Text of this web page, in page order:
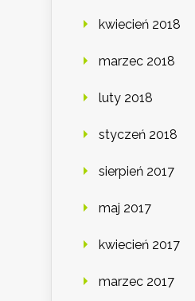
kwiecień 2018
marzec 2018
luty 2018
styczeń 2018
sierpień 2017
maj 2017
kwiecień 2017
marzec 2017